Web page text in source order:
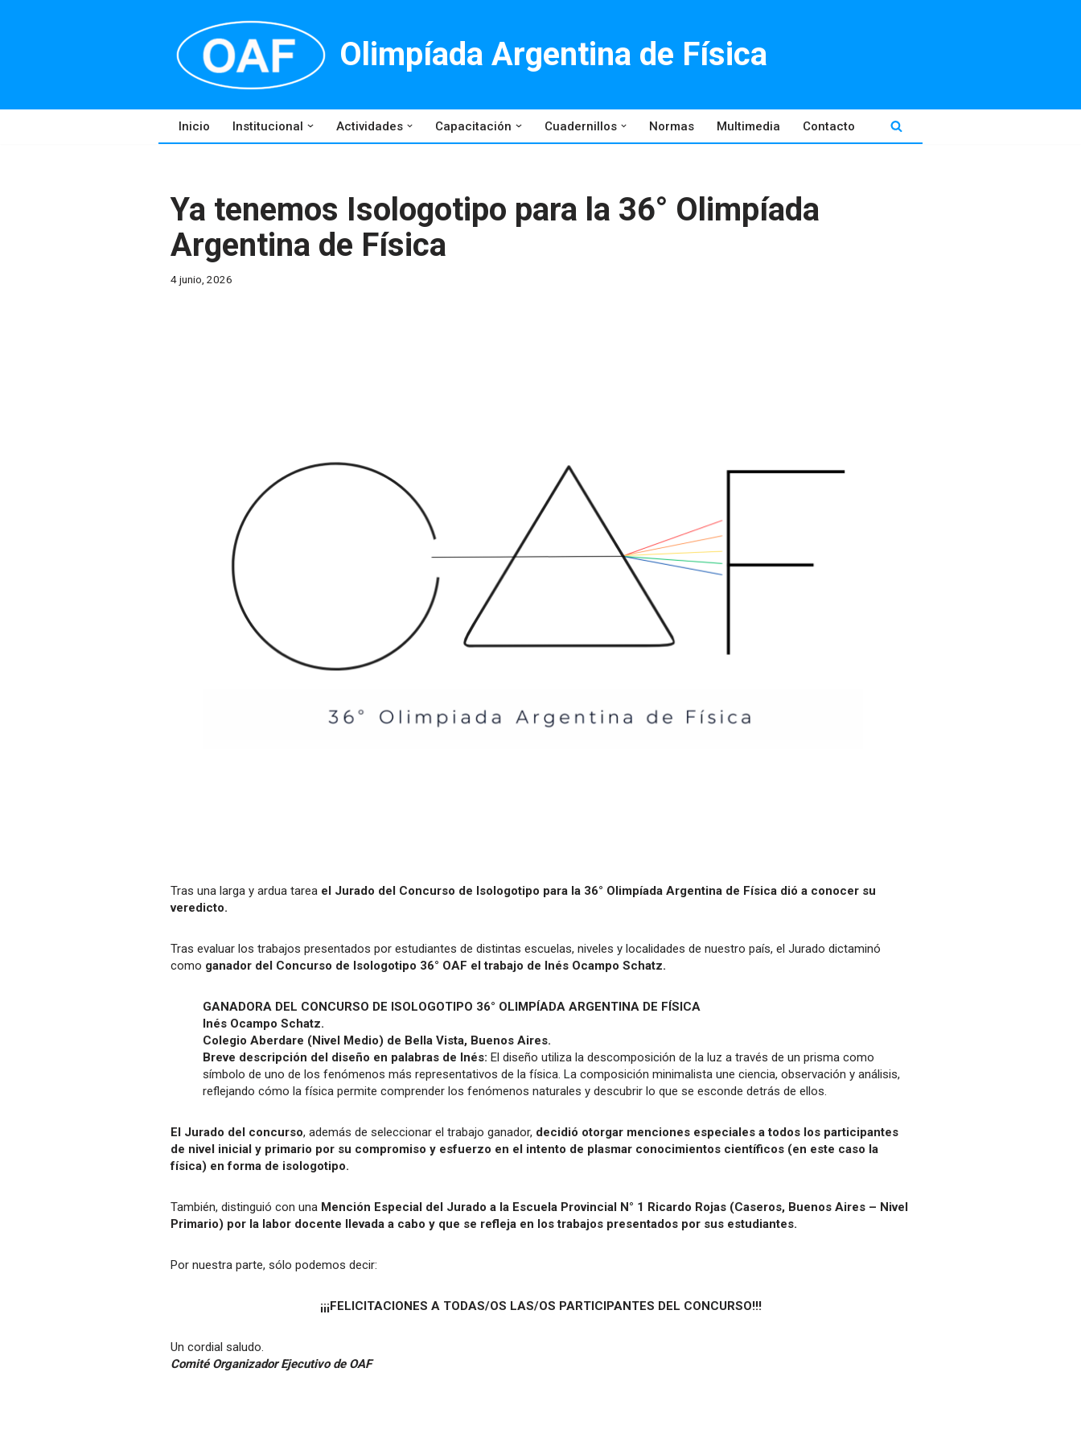
Olimpíada Argentina de Física
Inicio Institucional Actividades Capacitación Cuadernillos Normas Multimedia Contacto
Ya tenemos Isologotipo para la 36° Olimpíada
Argentina de Física
4 junio, 2026
Tras una larga y ardua tarea el Jurado del Concurso de Isologotipo para la 36° Olimpíada Argentina de Física dió a conocer su
veredicto.
Tras evaluar los trabajos presentados por estudiantes de distintas escuelas, niveles y localidades de nuestro país, el Jurado dictaminó
como ganador del Concurso de Isologotipo 36° OAF el trabajo de Inés Ocampo Schatz.
GANADORA DEL CONCURSO DE ISOLOGOTIPO 36° OLIMPÍADA ARGENTINA DE FÍSICA
Inés Ocampo Schatz.
Colegio Aberdare (Nivel Medio) de Bella Vista, Buenos Aires.
Breve descripción del diseño en palabras de Inés: El diseño utiliza la descomposición de la luz a través de un prisma como
símbolo de uno de los fenómenos más representativos de la física. La composición minimalista une ciencia, observación y análisis,
reflejando cómo la física permite comprender los fenómenos naturales y descubrir lo que se esconde detrás de ellos.
El Jurado del concurso, además de seleccionar el trabajo ganador, decidió otorgar menciones especiales a todos los participantes
de nivel inicial y primario por su compromiso y esfuerzo en el intento de plasmar conocimientos científicos (en este caso la
física) en forma de isologotipo.
También, distinguió con una Mención Especial del Jurado a la Escuela Provincial N° 1 Ricardo Rojas (Caseros, Buenos Aires – Nivel
Primario) por la labor docente llevada a cabo y que se refleja en los trabajos presentados por sus estudiantes.
Por nuestra parte, sólo podemos decir:
¡¡¡FELICITACIONES A TODAS/OS LAS/OS PARTICIPANTES DEL CONCURSO!!!
Un cordial saludo.
Comité Organizador Ejecutivo de OAF